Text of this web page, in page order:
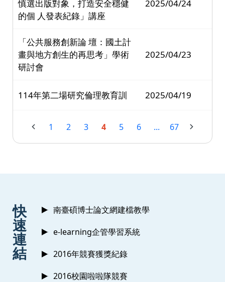
慎選出版對象，打造安全穩健
的個 人發表紀錄」講座
2025/04/24
「公共服務創新論 壇：國土計
畫與地方創生的再思考」學術
研討會
2025/04/23
114年第二場研究倫理教育訓 2025/04/19
1 2 3 4 5 6 ... 67
快
速
連
結
南臺碩博士論文網建檔教學
e-learning企管學習系統
2016年競賽獲獎紀錄
2016校園啦啦隊競賽